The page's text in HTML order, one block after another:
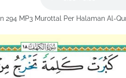
294 MP3 Murottal Per Halaman Al-